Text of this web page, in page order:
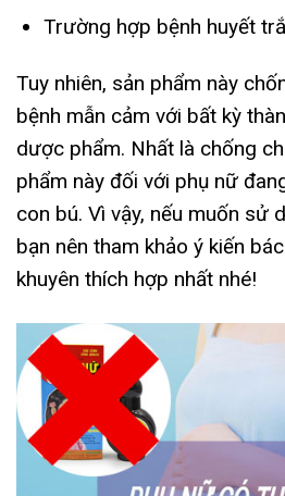
Trường hợp bệnh huyết
Tuy nhiên, sản phẩm này
bệnh mẫn cảm với bất kỳ
dược phẩm. Nhất là chống
phẩm này đối với phụ nữ
con bú. Vì vậy, nếu muốn sử
bạn nên tham khảo ý kiến
khuyên thích hợp nhất nhé!